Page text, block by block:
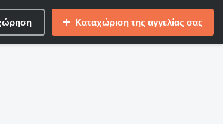
Καταχώριση της αγγελίας σας